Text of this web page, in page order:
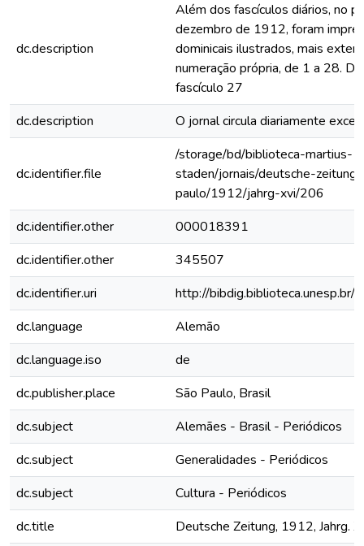
dc.description
Além dos fascículos diários, no
dezembro de 1912, foram
dominicais ilustrados, mais
numeração própria, de 1 a 28.
fascículo 27
dc.description
O jornal circula diariamente
dc.identifier.file
/storage/bd/biblioteca-martius-
staden/jornais/deutsche-
paulo/1912/jahrg-xvi/206
dc.identifier.other
000018391
dc.identifier.other
345507
dc.identifier.uri
http://
dc.language
Alemão
dc.language.iso
de
dc.publisher.place
São Paulo, Brasil
dc.subject
Alemães - Brasil - Periódicos
dc.subject
Generalidades - Periódicos
dc.subject
Cultura - Periódicos
dc.title
Deutsche Zeitung, 1912, Jahrg.